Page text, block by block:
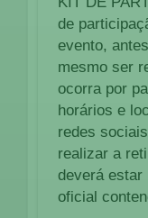
de
evento,
mesmo ser
ocorra por
horários e
redes
realizar a
deverá estar
oficial